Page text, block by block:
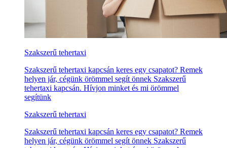
Szakszerű tehertaxi
Szakszerű tehertaxi kapcsán keres egy csapatot? Remek
helyen jár, cégünk örömmel segít önnek Szakszerű
tehertaxi kapcsán. Hívjon minket és mi örömmel
segítünk
Szakszerű tehertaxi
Szakszerű tehertaxi kapcsán keres egy csapatot? Remek
helyen jár, cégünk örömmel segít önnek Szakszerű